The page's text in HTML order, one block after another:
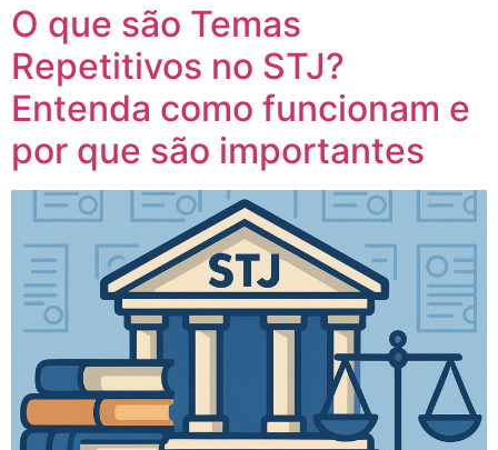
O que são Temas
Repetitivos no STJ?
Entenda como funcionam e
por que são importantes